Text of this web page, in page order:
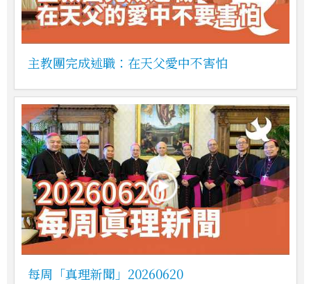
主教團完成述職：在天父愛中不害怕
每周「真理新聞」20260620